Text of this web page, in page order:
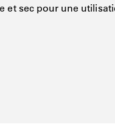
sec pour une